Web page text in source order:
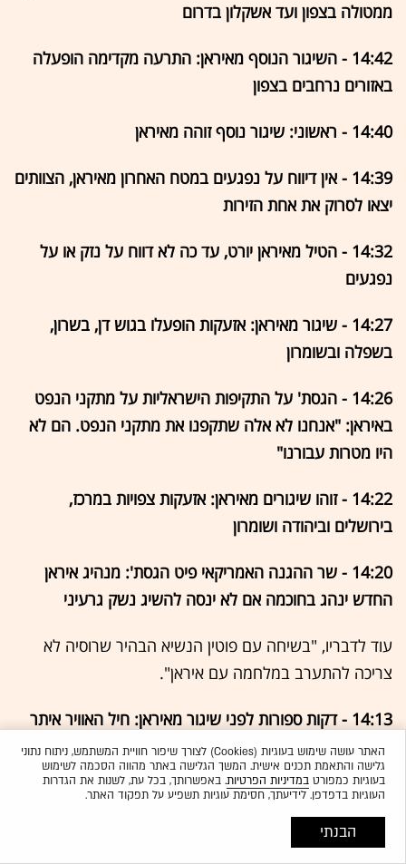
ממטולה בצפון ועד אשקלון בדרום
14:42 - השיגור הנוסף מאיראן: התרעה מקדימה הופעלה
באזורים נרחבים בצפון
14:40 - ראשוני: שיגור נוסף זוהה מאיראן
14:39 - אין דיווח על נפגעים במטח האחרון מאיראן, הצוותים
יצאו לסרוק את אחת הזירות
14:32 - הטיל מאיראן יורט, עד כה לא דווח על נזק או על
נפגעים
14:27 - שיגור מאיראן: אזעקות הופעלו בגוש דן, בשרון,
בשפלה ובשומרון
14:26 - הגסת' על התקיפות הישראליות על מתקני הנפט
באיראן: "אנחנו לא אלה שתקפנו את מתקני הנפט. הם לא
היו מטרות עבורנו"
14:22 - זוהו שיגורים מאיראן: אזעקות צפויות במרכז,
בירושלים וביהודה ושומרון
14:20 - שר ההגנה האמריקאי פיט הגסת': מנהיג איראן
החדש ינהג בחוכמה אם לא ינסה להשיג נשק גרעיני
עוד לדבריו, "בשיחה עם פוטין הנשיא הבהיר שרוסיה לא
צריכה להתערב במלחמה עם איראן".
14:13 - דקות ספורות לפני שיגור מאיראן: חיל האוויר איתר
וחיסל חוליית שיגור ומנע ירי לעבר שטח מדינת ישראל
14:12 - ראש המטות המשולבים של צבא ארה"ב, הגנרל דן
קיין: אנו תוקפים מתקני ייצור של טילים כדי שייקח לאיראן
שנים עד שיוכלו שוב להקרין עוצמה מחוץ לגבולותיהם
האתר עושה שימוש בעוגיות (Cookies) לצורך שיפור חוויית המשתמש, ניתוח נתוני
גלישה והתאמת תכנים אישית. המשך הגלישה באתר מהווה הסכמה לשימוש
בעוגיות כמפורטבמדיניות הפרטיות. באפשרותך, בכל עת, לשנות את הגדרות
העוגיות בדפדפן. לידיעתך, חסימת עוגיות תשפיע על תפקוד האתר.
הבנתי